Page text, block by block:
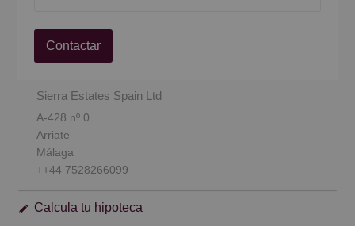
Contactar
Sierra Estates Spain Ltd
A-428 nº 0
Arriate
Málaga
++44 7528266099
Calcula tu hipoteca